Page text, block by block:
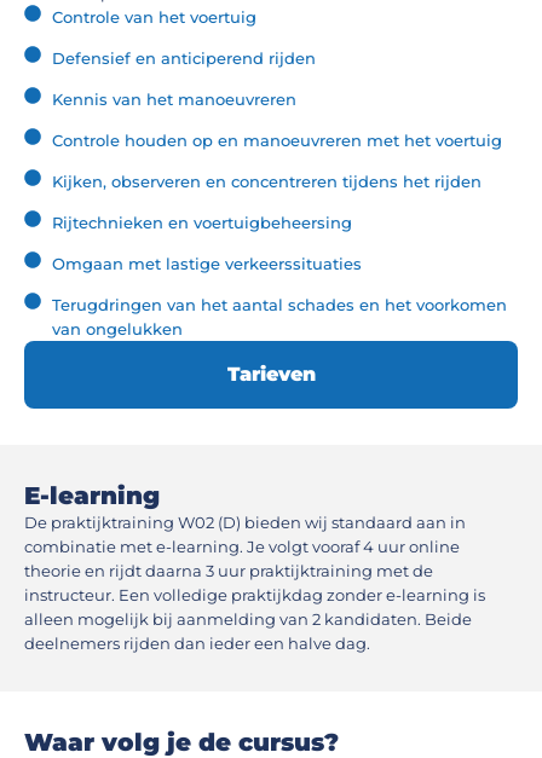
Controle van het voertuig
Defensief en anticiperend rijden
Kennis van het manoeuvreren
Controle houden op en manoeuvreren met het voertuig
Kijken, observeren en concentreren tijdens het rijden
Rijtechnieken en voertuigbeheersing
Omgaan met lastige verkeerssituaties
Terugdringen van het aantal schades en het voorkomen
van ongelukken
Tarieven
E-learning
De praktijktraining W02 (D) bieden wij standaard aan in
combinatie met e-learning. Je volgt vooraf 4 uur online
theorie en rijdt daarna 3 uur praktijktraining met de
instructeur. Een volledige praktijkdag zonder e-learning is
alleen mogelijk bij aanmelding van 2 kandidaten. Beide
deelnemers rijden dan ieder een halve dag.
Waar volg je de cursus?